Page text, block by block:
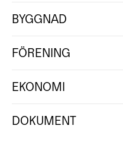
BYGGNAD
FÖRENING
EKONOMI
DOKUMENT